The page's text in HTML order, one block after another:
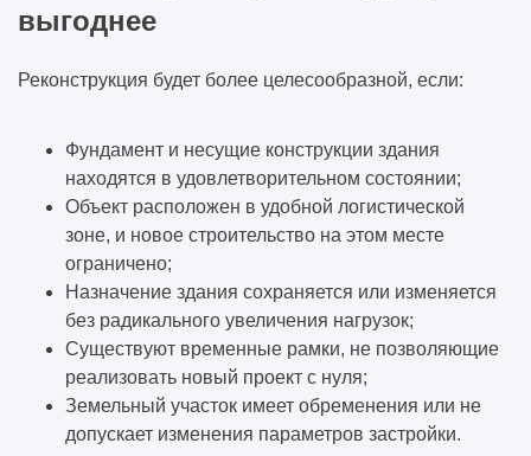
выгоднее
Реконструкция будет более целесообразной, если:
Фундамент и несущие конструкции здания
находятся в удовлетворительном состоянии;
Объект расположен в удобной логистической
зоне, и новое строительство на этом месте
ограничено;
Назначение здания сохраняется или изменяется
без радикального увеличения нагрузок;
Существуют временные рамки, не позволяющие
реализовать новый проект с нуля;
Земельный участок имеет обременения или не
допускает изменения параметров застройки.